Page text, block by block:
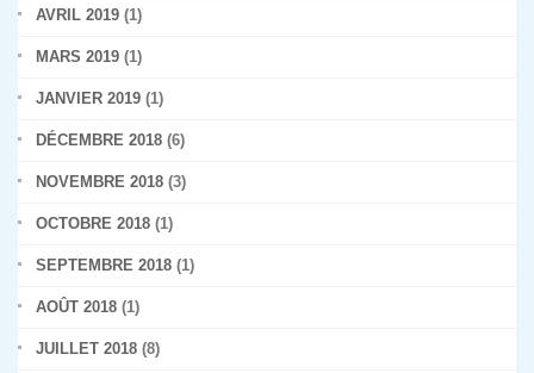
AVRIL 2019 (1)
MARS 2019 (1)
JANVIER 2019 (1)
DÉCEMBRE 2018 (6)
NOVEMBRE 2018 (3)
OCTOBRE 2018 (1)
SEPTEMBRE 2018 (1)
AOÛT 2018 (1)
JUILLET 2018 (8)